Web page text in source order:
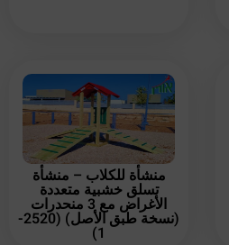
منشأة للكلاب – منشأة
تسلق خشبية متعددة
الأغراض مع 3 منحدرات
(نسخة طبق الأصل) (2520-
1)